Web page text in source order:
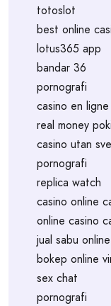
totoslot
best online
lotus365 app
bandar 36
pornografi
casino en
real money
casino utan
pornografi
replica watch
casino online
online casino
jual sabu online
bokep online
sex chat
pornografi